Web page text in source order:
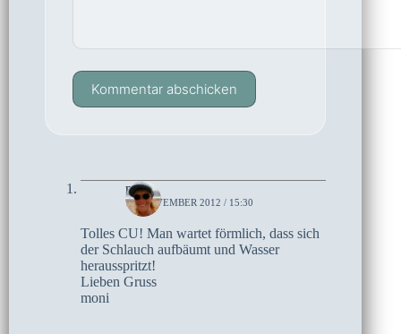
Kommentar abschicken
moni
12. NOVEMBER 2012 / 15:30
Tolles CU! Man wartet förmlich, dass sich
der Schlauch aufbäumt und Wasser
herausspritzt!
Lieben Gruss
moni